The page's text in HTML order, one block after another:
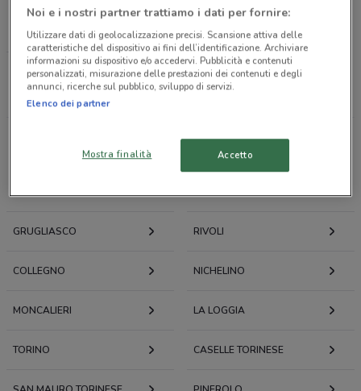
LOACKER
Tutti i negozi
Volantini e offerte intorno a Orbassano
GRUGLIASCO RIVOLI
COLLEGNO NICHELINO
MONCALIERI LA LOGGIA
TORINO CASELLE TORINESE
Noi e i nostri partner trattiamo i dati per fornire:
Utilizzare dati di geolocalizzazione precisi. Scansione attiva delle
caratteristiche del dispositivo ai fini dell’identificazione. Archiviare
informazioni su dispositivo e/o accedervi. Pubblicità e contenuti
personalizzati, misurazione delle prestazioni dei contenuti e degli
annunci, ricerche sul pubblico, sviluppo di servizi.
Elenco dei partner
Mostra finalità Accetto